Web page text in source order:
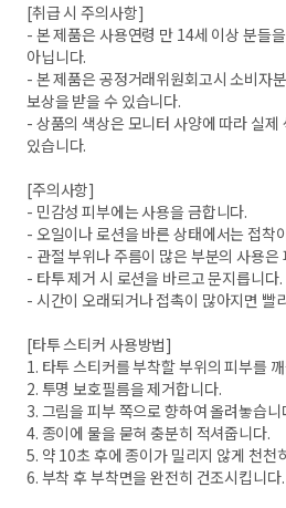
[취급 시 주의사항]
- 본 제품은 사용연령 만 14세 이상 분들
아닙니다.
- 본 제품은 공정거래위원회고시 소비자
보상을 받을 수 있습니다.
- 상품의 색상은 모니터 사양에 따라 실제
있습니다.
[주의사항]
- 민감성 피부에는 사용을 금합니다.
- 오일이나 로션을 바른 상태에서는 접착
- 관절 부위나 주름이 많은 부분의 사용은
- 타투 제거 시 로션을 바르고 문지릅니다.
- 시간이 오래되거나 접촉이 많아지면 빨
[타투 스티커 사용방법]
1. 타투 스티커를 부착할 부위의 피부를
2. 투명 보호필름을 제거합니다.
3. 그림을 피부 쪽으로 향하여 올려놓습니
4. 종이에 물을 묻혀 충분히 적셔줍니다.
5. 약 10초 후에 종이가 밀리지 않게 천천
6. 부착 후 부착면을 완전히 건조시킵니다.